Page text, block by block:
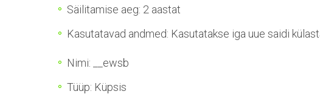
Säilitamise aeg: 2 aastat
Kasutatavad andmed: Kasutatakse iga uue saidi
Nimi: __ewsb
Tüüp: Küpsis